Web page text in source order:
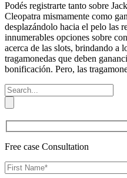
Podés registrarte tanto sobre
Cleopatra mismamente­ como
desplazándolo hacia el pelo las
innumerables opciones sobre
acerca de las slots, brindando a
tragamonedas que deben
bonificación. Pero, las
Free case Consultation